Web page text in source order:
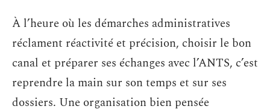
À l’heure où les démarches administratives
réclament réactivité et précision, choisir le bon
canal et préparer ses échanges avec l’ANTS, c’est
reprendre la main sur son temps et sur ses
dossiers. Une organisation bien pensée